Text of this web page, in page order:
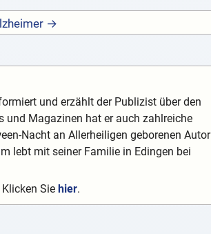
→
und erzählt der Publizist über den
und Magazinen hat er auch zahlreiche
Nacht an Allerheiligen geborenen Autor
lebt mit seiner Familie in Edingen bei
Sie hier.